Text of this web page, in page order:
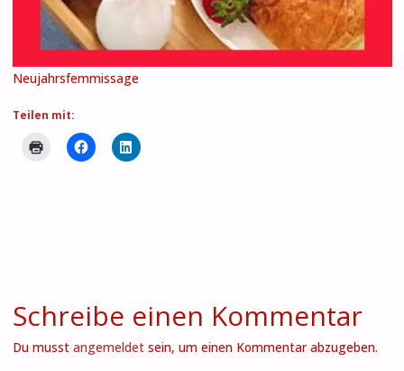
Neujahrsfemmissage
Teilen mit:
Schreibe einen Kommentar
Du musst angemeldetsein, um einen Kommentar abzugeben.